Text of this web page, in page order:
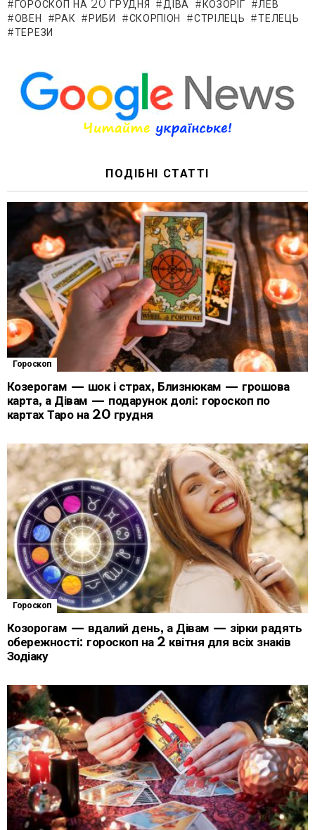
ГОРОСКОП НА 20 ГРУДНЯ
ДІВА КОЗОРІГ
ЛЕВ
ОВЕН
РАК РИБИ СКОРПІОН СТРІЛЕЦЬ
ТЕЛЕЦЬ
ТЕРЕЗИ
ПОДІБНІ СТАТТІ
Гороскоп
Козерогам — шок і страх, Близнюкам — грошова
карта, а Дівам — подарунок долі: гороскоп по
картах Таро на 20 грудня
Гороскоп
Козорогам — вдалий день, а Дівам — зірки радять
обережності: гороскоп на 2 квітня для всіх знаків
Зодіаку